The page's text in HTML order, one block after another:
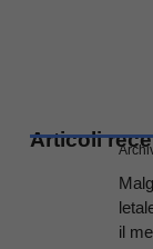
Articoli
il